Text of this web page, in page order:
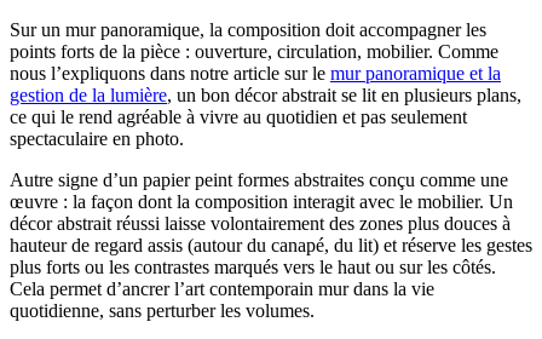
Sur un mur panoramique, la composition doit accompagner les
points forts de la pièce : ouverture, circulation, mobilier. Comme
nous l’expliquons dans notre article sur le mur panoramique et la
gestion de la lumière, un bon décor abstrait se lit en plusieurs plans,
ce qui le rend agréable à vivre au quotidien et pas seulement
spectaculaire en photo.
Autre signe d’un papier peint formes abstraites conçu comme une
œuvre : la façon dont la composition interagit avec le mobilier. Un
décor abstrait réussi laisse volontairement des zones plus douces à
hauteur de regard assis (autour du canapé, du lit) et réserve les gestes
plus forts ou les contrastes marqués vers le haut ou sur les côtés.
Cela permet d’ancrer l’art contemporain mur dans la vie
quotidienne, sans perturber les volumes.